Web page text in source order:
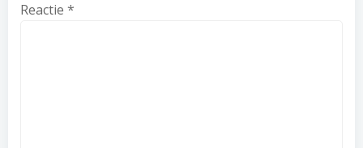
Reactie *